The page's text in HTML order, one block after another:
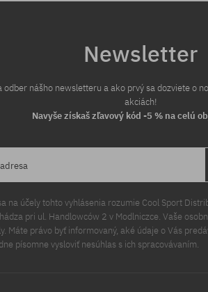
Newsletter
odber nášho newsletteru a ako prvý sa dozviete o
akciách!
Navyše získaš zľavový kód -5 % na celú
na účely tohto vyhlásenia rozumie Cool Sport
pri ul. Handlowców 2 v Modlniczce. Vaše
Máte právo byť informovaný, aké údaje o Vás
písomne vysloviť nesúhlas s ich spracovávaním.